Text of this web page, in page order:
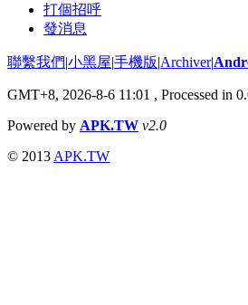
打個招呼
發消息
聯繫我們|小黑屋|手機版|Archiver|
GMT+8, 2026-8-6 11:01 , Processed in
Powered by APK.TW v2.0
© 2013 APK.TW